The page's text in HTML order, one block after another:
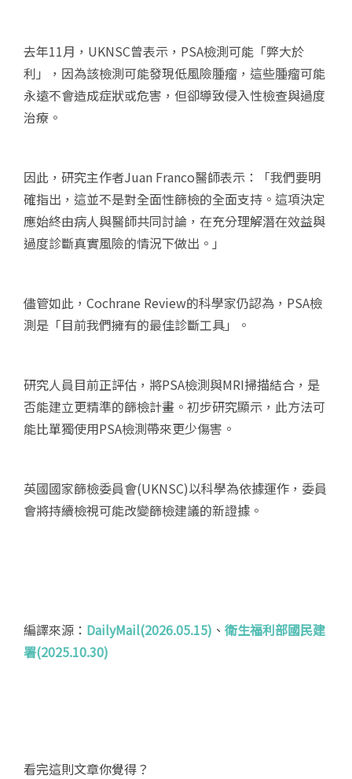
去年11月，UKNSC曾表示，PSA檢測可能「弊大於
利」，因為該檢測可能發現低風險腫瘤，這些腫瘤可能
永遠不會造成症狀或危害，但卻導致侵入性檢查與過度
治療。
因此，研究主作者Juan Franco醫師表示：「我們要明
確指出，這並不是對全面性篩檢的全面支持。這項決定
應始終由病人與醫師共同討論，在充分理解潛在效益與
過度診斷真實風險的情況下做出。」
儘管如此，Cochrane Review的科學家仍認為，PSA檢
測是「目前我們擁有的最佳診斷工具」。
研究人員目前正評估，將PSA檢測與MRI掃描結合，是
否能建立更精準的篩檢計畫。初步研究顯示，此方法可
能比單獨使用PSA檢測帶來更少傷害。
英國國家篩檢委員會(UKNSC)以科學為依據運作，委員
會將持續檢視可能改變篩檢建議的新證據。
編譯來源： DailyMail(2026.05.15) 、 衛生福利部國民建
署(2025.10.30)
看完這則文章你覺得？